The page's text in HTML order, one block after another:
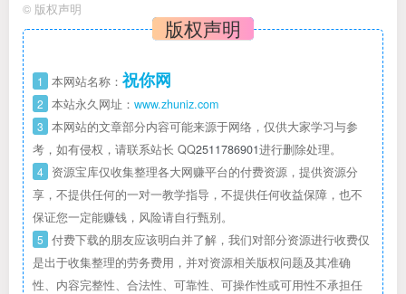
© 版权声明
版权声明
1 本网站名称： 祝你网
2 本站永久网址： www.zhuniz.com
3 本网站的文章部分内容可能来源于网络，仅供大家学习与参
考，如有侵权，请联系站长 QQ2511786901进行删除处理。
4 资源宝库仅收集整理各大网赚平台的付费资源，提供资源分
享，不提供任何的一对一教学指导，不提供任何收益保障，也不
保证您一定能赚钱，风险请自行甄别。
5 付费下载的朋友应该明白并了解，我们对部分资源进行收费仅
是出于收集整理的劳务费用，并对资源相关版权问题及其准确
性、内容完整性、合法性、可靠性、可操作性或可用性不承担任